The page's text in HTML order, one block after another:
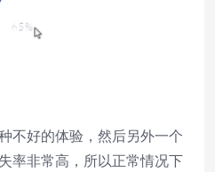
Escape will
不好的体验，然后另外一个
率非常高，所以正常情况下